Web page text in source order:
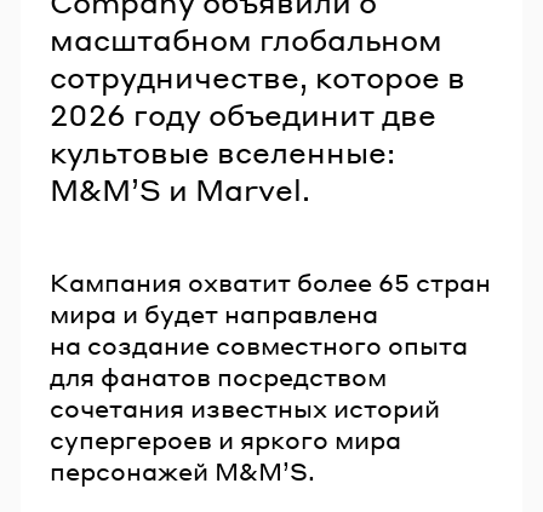
масштабном глобальном
сотрудничестве, которое в
2026 году объединит две
культовые вселенные:
M&MʼS и Marvel.
Кампания охватит более 65 стран
мира и будет направлена
на создание совместного опыта
для фанатов посредством
сочетания известных историй
супергероев и яркого мира
персонажей M&MʼS.